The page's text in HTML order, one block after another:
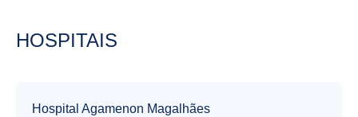
HOSPITAIS
Hospital Agamenon Magalhães